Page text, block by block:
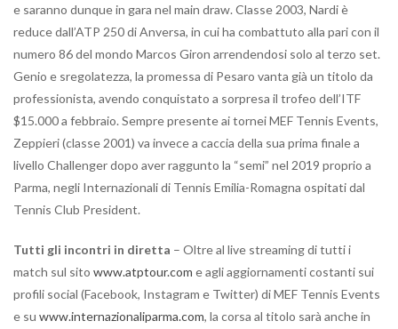
e saranno dunque in gara nel main draw. Classe 2003, Nardi è
reduce dall’ATP 250 di Anversa, in cui ha combattuto alla pari con il
numero 86 del mondo Marcos Giron arrendendosi solo al terzo set.
Genio e sregolatezza, la promessa di Pesaro vanta già un titolo da
professionista, avendo conquistato a sorpresa il trofeo dell’ITF
$15.000 a febbraio. Sempre presente ai tornei MEF Tennis Events,
Zeppieri (classe 2001) va invece a caccia della sua prima finale a
livello Challenger dopo aver raggunto la “semi” nel 2019 proprio a
Parma, negli Internazionali di Tennis Emilia-Romagna ospitati dal
Tennis Club President.
Tutti gli incontri in diretta – Oltre al live streaming di tutti i
match sul sito www.atptour.com e agli aggiornamenti costanti sui
profili social (Facebook, Instagram e Twitter) di MEF Tennis Events
e su www.internazionaliparma.com, la corsa al titolo sarà anche in